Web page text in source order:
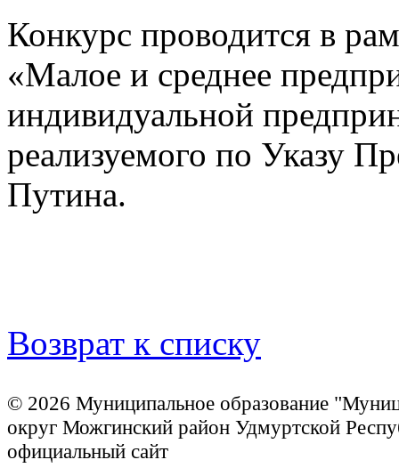
Конкурс проводится в
«Малое и среднее
индивидуальной
реализуемого по Указу
Путина.
Возврат к списку
© 2026 Муниципальное образование
округ Можгинский район Удмуртской
официальный сайт